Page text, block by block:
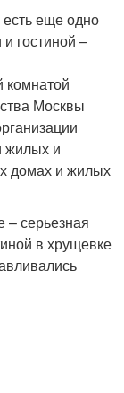
еще одно
гостиной –
комнатой
Москвы
жилых и
домах и жилых
– серьезная
в хрущевке